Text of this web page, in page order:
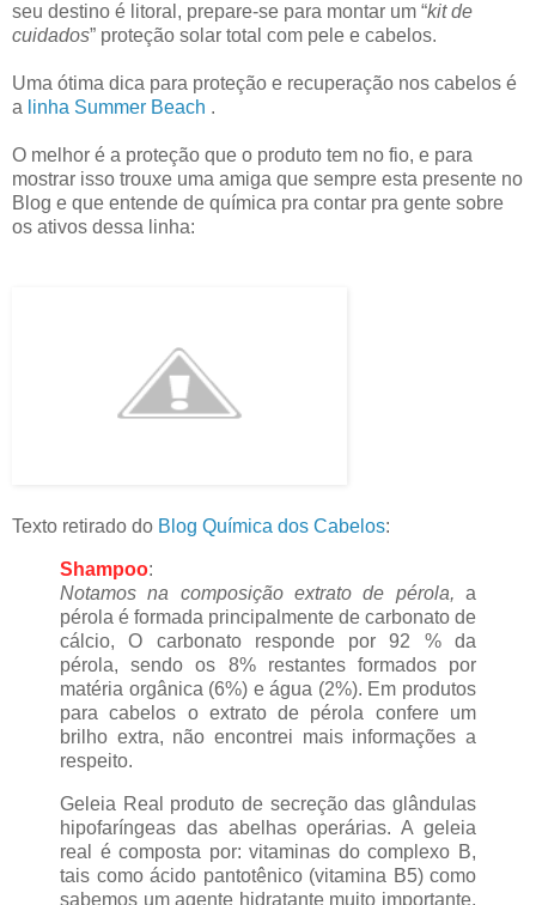
seu destino é litoral, prepare-se para montar um “kit de
cuidados” proteção solar total com pele e cabelos.
Uma ótima dica para proteção e recuperação nos cabelos é
a linha Summer Beach .
O melhor é a proteção que o produto tem no fio, e para
mostrar isso trouxe uma amiga que sempre esta presente no
Blog e que entende de química pra contar pra gente sobre
os ativos dessa linha:
Texto retirado do Blog Química dos Cabelos:
Shampoo:
Notamos na composição extrato de pérola, a
pérola é formada principalmente de carbonato de
cálcio, O carbonato responde por 92 % da
pérola, sendo os 8% restantes formados por
matéria orgânica (6%) e água (2%). Em produtos
para cabelos o extrato de pérola confere um
brilho extra, não encontrei mais informações a
respeito.
Geleia Real produto de secreção das glândulas
hipofaríngeas das abelhas operárias. A geleia
real é composta por: vitaminas do complexo B,
tais como ácido pantotênico (vitamina B5) como
sabemos um agente hidratante muito importante,